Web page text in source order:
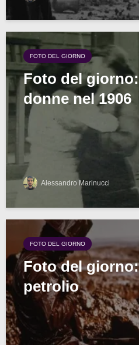
FOTO DEL GIORNO
Foto del
donne nel 1906
Alessandro Marinucci
FOTO DEL GIORNO
Foto del
petrolio